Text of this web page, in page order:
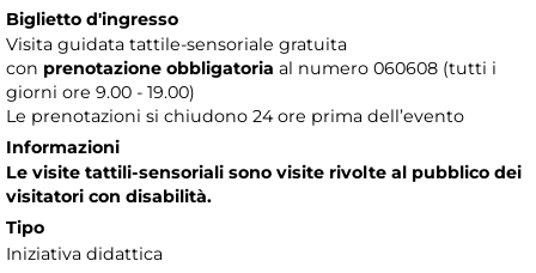
Biglietto d'ingresso
Visita guidata tattile-sensoriale gratuita
con prenotazione obbligatoria al numero 060608 (tutti i
giorni ore 9.00 - 19.00)
Le prenotazioni si chiudono 24 ore prima dell’evento
Informazioni
Le visite tattili-sensoriali sono visite rivolte al pubblico dei
visitatori con disabilità.
Tipo
Iniziativa didattica